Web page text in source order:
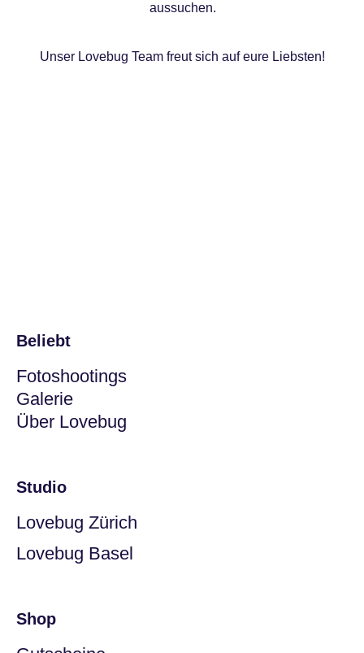
aussuchen.
Unser Lovebug Team freut sich auf eure Liebsten!
Beliebt
Fotoshootings
Galerie
Über Lovebug
Studio
Lovebug Zürich
Lovebug Basel
Shop